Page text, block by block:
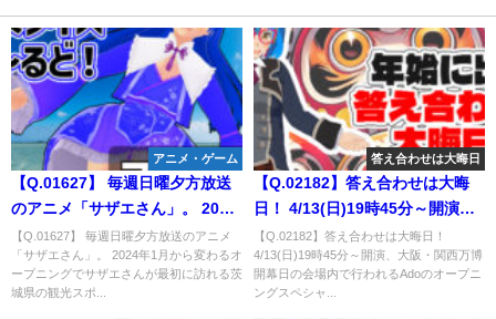
アニメ・ゲーム
【Q.01627】 毎週日曜夕方放送
のアニメ「サザエさん」。 2024
年1月から変わるオープニングで
サザエさんが最初に訪れる茨城
県の観光スポットは？
【Q.01627】 毎週日曜夕方放送のアニメ
「サザエさん」。 2024年1月から変わるオ
ープニングでサザエさんが最初に訪れる茨
城県の観光スポ...
答え合わせは大晦日
【Q.02182】答え合わせは大晦
日！ 4/13(日)19時45分～開演、
大阪・関西万博開幕日の会場内
で行われるAdoのオープニング
スペシャルライブ。彼女が最初
【Q.02182】答え合わせは大晦日！
4/13(日)19時45分～開演、大阪・関西万博
開幕日の会場内で行われるAdoのオープニ
ングスペシャ...